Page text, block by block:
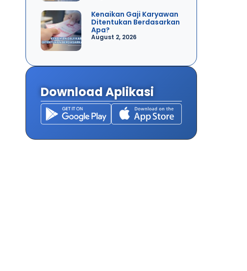
Kenaikan Gaji Karyawan
Ditentukan Berdasarkan
Apa?
August 2, 2026
Download Aplikasi